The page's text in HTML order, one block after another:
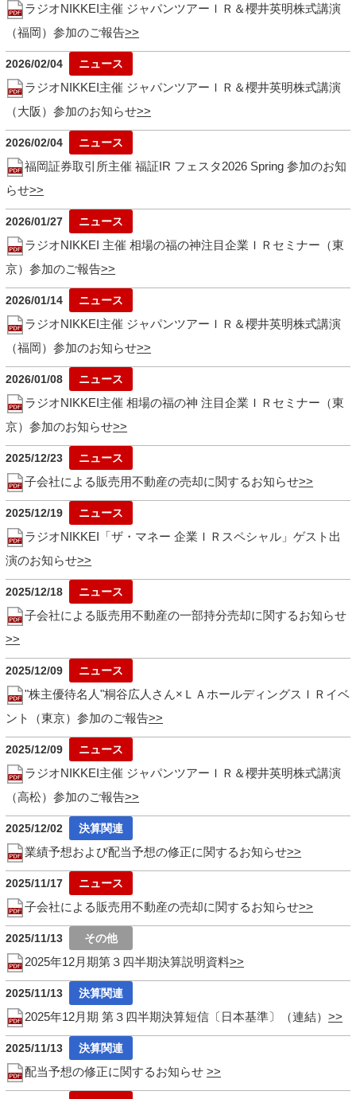
ラジオNIKKEI主催 ジャパンツアーＩＲ＆櫻井英明株式講演
（福岡）参加のご報告
2026/02/04
ラジオNIKKEI主催 ジャパンツアーＩＲ＆櫻井英明株式講演
（大阪）参加のお知らせ
2026/02/04
福岡証券取引所主催 福証IR フェスタ2026 Spring 参加のお知
らせ
2026/01/27
ラジオNIKKEI 主催 相場の福の神注目企業ＩＲセミナー（東
京）参加のご報告
2026/01/14
ラジオNIKKEI主催 ジャパンツアーＩＲ＆櫻井英明株式講演
（福岡）参加のお知らせ
2026/01/08
ラジオNIKKEI主催 相場の福の神 注目企業ＩＲセミナー（東
京）参加のお知らせ
2025/12/23
子会社による販売用不動産の売却に関するお知らせ
2025/12/19
ラジオNIKKEI「ザ・マネー 企業ＩＲスペシャル」ゲスト出
演のお知らせ
2025/12/18
子会社による販売用不動産の一部持分売却に関するお知らせ
2025/12/09
"株主優待名人"桐谷広人さん×ＬＡホールディングスＩＲイベ
ント（東京）参加のご報告
2025/12/09
ラジオNIKKEI主催 ジャパンツアーＩＲ＆櫻井英明株式講演
（高松）参加のご報告
2025/12/02
業績予想および配当予想の修正に関するお知らせ
2025/11/17
子会社による販売用不動産の売却に関するお知らせ
2025/11/13
2025年12月期第３四半期決算説明資料
2025/11/13
2025年12月期 第３四半期決算短信〔日本基準〕（連結）
2025/11/13
配当予想の修正に関するお知らせ